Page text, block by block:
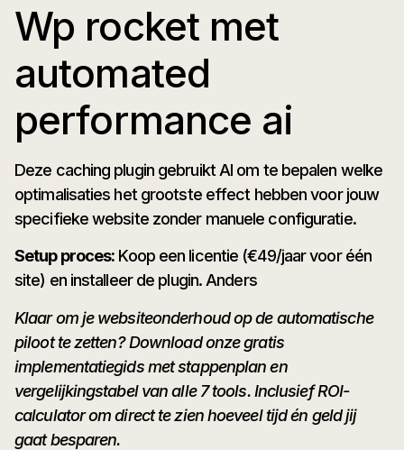
Wp rocket met
automated
performance ai
Deze caching plugin gebruikt AI om te bepalen welke
optimalisaties het grootste effect hebben voor jouw
specifieke website zonder manuele configuratie.
Setup proces: Koop een licentie (€49/jaar voor één
site) en installeer de plugin. Anders
Klaar om je websiteonderhoud op de automatische
piloot te zetten? Download onze gratis
implementatiegids met stappenplan en
vergelijkingstabel van alle 7 tools. Inclusief ROI-
calculator om direct te zien hoeveel tijd én geld jij
gaat besparen.